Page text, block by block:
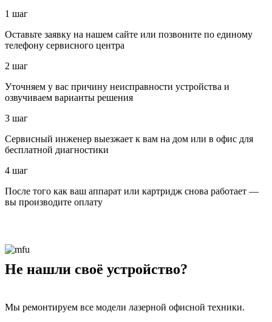
1 шаг
Оставьте заявку на нашем сайте или позвоните по единому
телефону сервисного центра
2 шаг
Уточняем у вас причину неисправности устройства и
озвучиваем варианты решения
3 шаг
Сервисный инженер выезжает к вам на дом или в офис для
бесплатной диагностики
4 шаг
После того как ваш аппарат или картридж снова работает —
вы производите оплату
Не нашли своё устройство?
Мы ремонтируем все модели лазерной офисной техники.